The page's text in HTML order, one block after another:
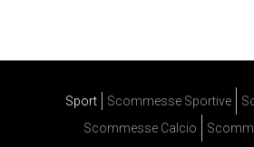
Sport Scommesse Sportive
Scommesse Calcio